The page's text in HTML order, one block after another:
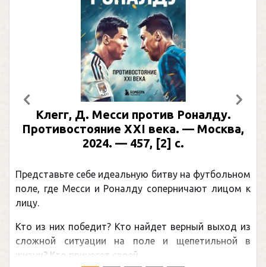
Клегг, Д. Месси против Роналду.
Противостояние XXI века. — Москва,
2024. — 457, [2] с.
Представьте себе идеальную битву на футбольном
поле, где Месси и Роналду соперничают лицом к
лицу.
Кто из них победит? Кто найдет верный выход из
сложной ситуации на поле и щепетильной в
жизни? Кто принесет своей ...
Предыдущий